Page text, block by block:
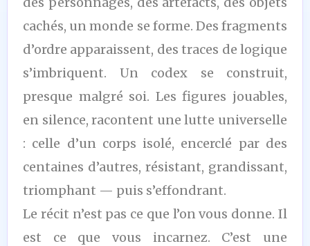
cachés, un monde se forme. Des fragments
d’ordre apparaissent, des traces de logique
s’imbriquent. Un codex se construit,
presque malgré soi. Les figures jouables,
en silence, racontent une lutte universelle
: celle d’un corps isolé, encerclé par des
centaines d’autres, résistant, grandissant,
triomphant — puis s’effondrant.
Le récit n’est pas ce que l’on vous donne. Il
est ce que vous incarnez. C’est une